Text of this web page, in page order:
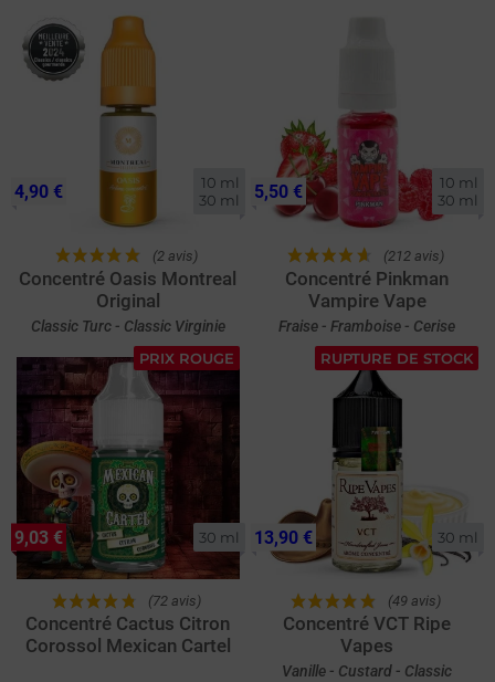
10 ml
30 ml
(2 avis)
Concentré Oasis Montreal
Original
Classic Turc - Classic Virginie
4,90 €
10 ml
30 ml
(212 avis)
Concentré Pinkman
Vampire Vape
Fraise - Framboise - Cerise
5,50 €
PRIX ROUGE
30 ml
(72 avis)
Concentré Cactus Citron
Corossol Mexican Cartel
9,03 €
RUPTURE DE STOCK
30 ml
(49 avis)
Concentré VCT Ripe
Vapes
Vanille - Custard - Classic
13,90 €